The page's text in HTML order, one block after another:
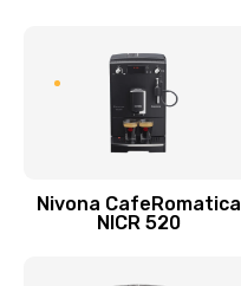
Nivona CafeRomatica
NICR 520